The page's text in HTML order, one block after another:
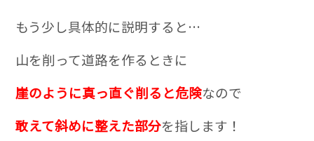
もう少し具体的に説明すると…
山を削って道路を作るときに
崖のように真っ直ぐ削ると危険なので
敢えて斜めに整えた部分を指します！